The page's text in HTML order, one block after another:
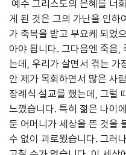
예수 그리스도의 은혜를 너
게 된 것은 그의 가난을 인하
가 축복을 받고 부요케 되었
아야 됩니다. 그다음엔 죽음,
는데, 우리가 살면서 겪는 가
안 제가 목회하면서 많은 사
장례식 설교를 했는데, 그럴
느꼈습니다. 특히 젊은 나이
둔 어머니가 세상을 뜬 것을
수 없이 괴로웠습니다. 그러